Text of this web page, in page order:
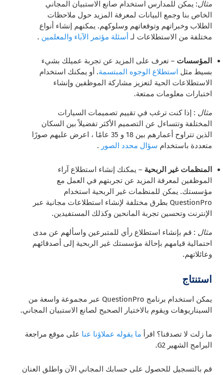
مثال: يمكن للمدارس استخدام صانع الاستبيان المجاني
الخاص بنا وجمع البيانات لمعرفة المزيد حول ملاحظات
الطلاب وخبراتهم وتوقعاتهم وسلوكهم. يمكنهم إنشاء أنواع
مختلفة من الاستطلاعات لـ أسئلة مؤتمر الآباء والمعلمين .
المؤسسات – تعرف على المزيد عن تجربة عميلك بشيء
بسيط مثل استطلاع الوجوه المبتسمة. أو يمكنك استخدام
الاستطلاعات الحية لتعزيز مشاركة الموظفين وإنشاء
اختبارات معلومات ممتعة.
مثال : إذا كنت ترغب في تقييم تصميمات السيارات
المختلفة وتتساءل عن التصميم الأكثر تفضيلاً بين السكان
الذين تتراوح أعمارهم بين 18 و 35 عامًا ، اعرض عليهم صورًا
متعددة باستخدام سؤال محدد الصور .
المنظمات غير الربحية – يمكنك إنشاء استطلاع آراء
الموظفين لمعرفة المزيد عن تجربتهم في العمل مع
مؤسستك. يمكن للمنظمات غير الربحية استخدام
QuestionPro بطرق مختلفة لإنشاء استطلاعات مجانية عبر
الإنترنت وتحسين تجربة المانحين وكذلك المستفيدين.
مثال : قم بإنشاء استطلاع رأي للمتبرعين واسألهم عن مدى
احتمالية قيامهم بإحالة مؤسستك غير الربحية إلى أصدقائهم
وعائلاتهم.
استنتاج
يمكن استخدام برنامج QuestionPro عبر مجموعة واسعة من
السيناريوهات ويقوم بالاختيار الصحيح لصانع الاستبيان المجاني.
ما زلت لا تصدقنا؟ اقرأ ما يقوله عملاؤنا عنا على موقع مراجعة
البرامج الشهير G2.
قم بالتسجيل للحصول على حسابك المجاني الآن واطلق العنان